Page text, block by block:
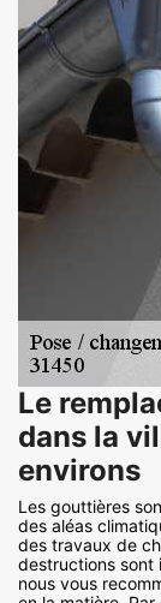
Le
dans la
environs
Les gouttières
des aléas
des travaux de
destructions sont
nous vous